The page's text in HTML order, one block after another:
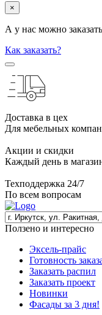
×
А у нас можно
Как заказать?
Доставка в цех
Для мебельных
Акции и скидки
Каждый день в
Техподдержка 24/7
По всем вопросам
Ползено и интересно
Эксель-прайс
Готовность
Заказать распил
Заказать проект
Новинки
Фасады за 3 дня!